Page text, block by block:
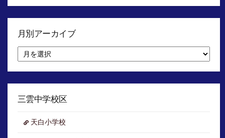
月別アーカイブ
別
ア
イ
三雲中学校区
天白小学校